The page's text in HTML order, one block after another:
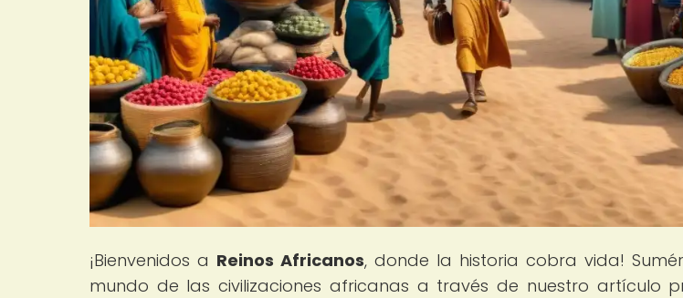
¡Bienvenidos a Reinos Africanos, donde la historia cobra vida!
mundo de las civilizaciones africanas a través de nuestro artículo